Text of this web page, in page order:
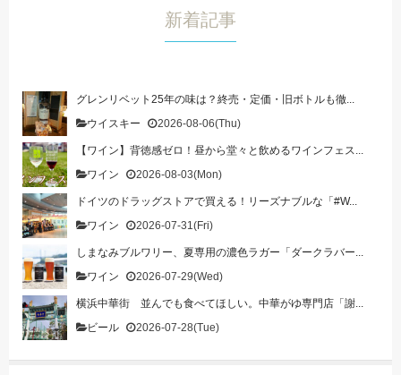
新着記事
グレンリベット25年の味は？終売・定価・旧ボトルも徹...
ウイスキー
2026-08-06(Thu)
【ワイン】背徳感ゼロ！昼から堂々と飲めるワインフェス...
ワイン
2026-08-03(Mon)
ドイツのドラッグストアで買える！リーズナブルな「#W...
ワイン
2026-07-31(Fri)
しまなみブルワリー、夏専用の濃色ラガー「ダークラバー...
ワイン
2026-07-29(Wed)
横浜中華街 並んでも食べてほしい。中華がゆ専門店「謝...
ビール
2026-07-28(Tue)